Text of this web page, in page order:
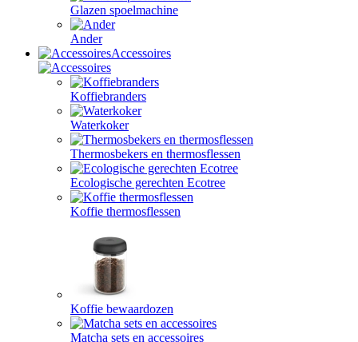
Glazen spoelmachine
Ander
Accessoires
Koffiebranders
Waterkoker
Thermosbekers en thermosflessen
Ecologische gerechten Ecotree
Koffie thermosflessen
Koffie bewaardozen
Matcha sets en accessoires